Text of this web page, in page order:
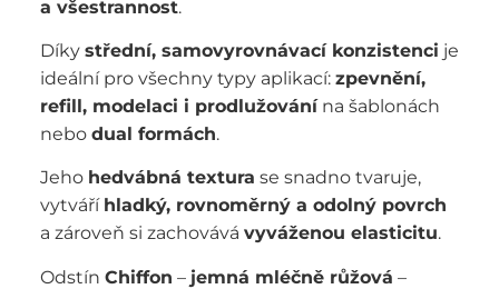
a všestrannost.
Díky střední, samovyrovnávací konzistenci je
ideální pro všechny typy aplikací: zpevnění,
refill, modelaci i prodlužovánína šablonách
nebo dual formách.
Jeho hedvábná textura se snadno tvaruje,
vytváří hladký, rovnoměrný a odolný povrch
a zároveň si zachovává vyváženou elasticitu.
Odstín Chiffon – jemná mléčně růžová –